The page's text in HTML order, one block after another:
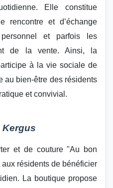
Elle constitue
rencontre et d’échange
et parfois les
de la vente. Ainsi, la
à la vie sociale de
au bien-être des résidents
et convivial.
Kergus
et de couture "Au bon
résidents de bénéficier
La boutique propose